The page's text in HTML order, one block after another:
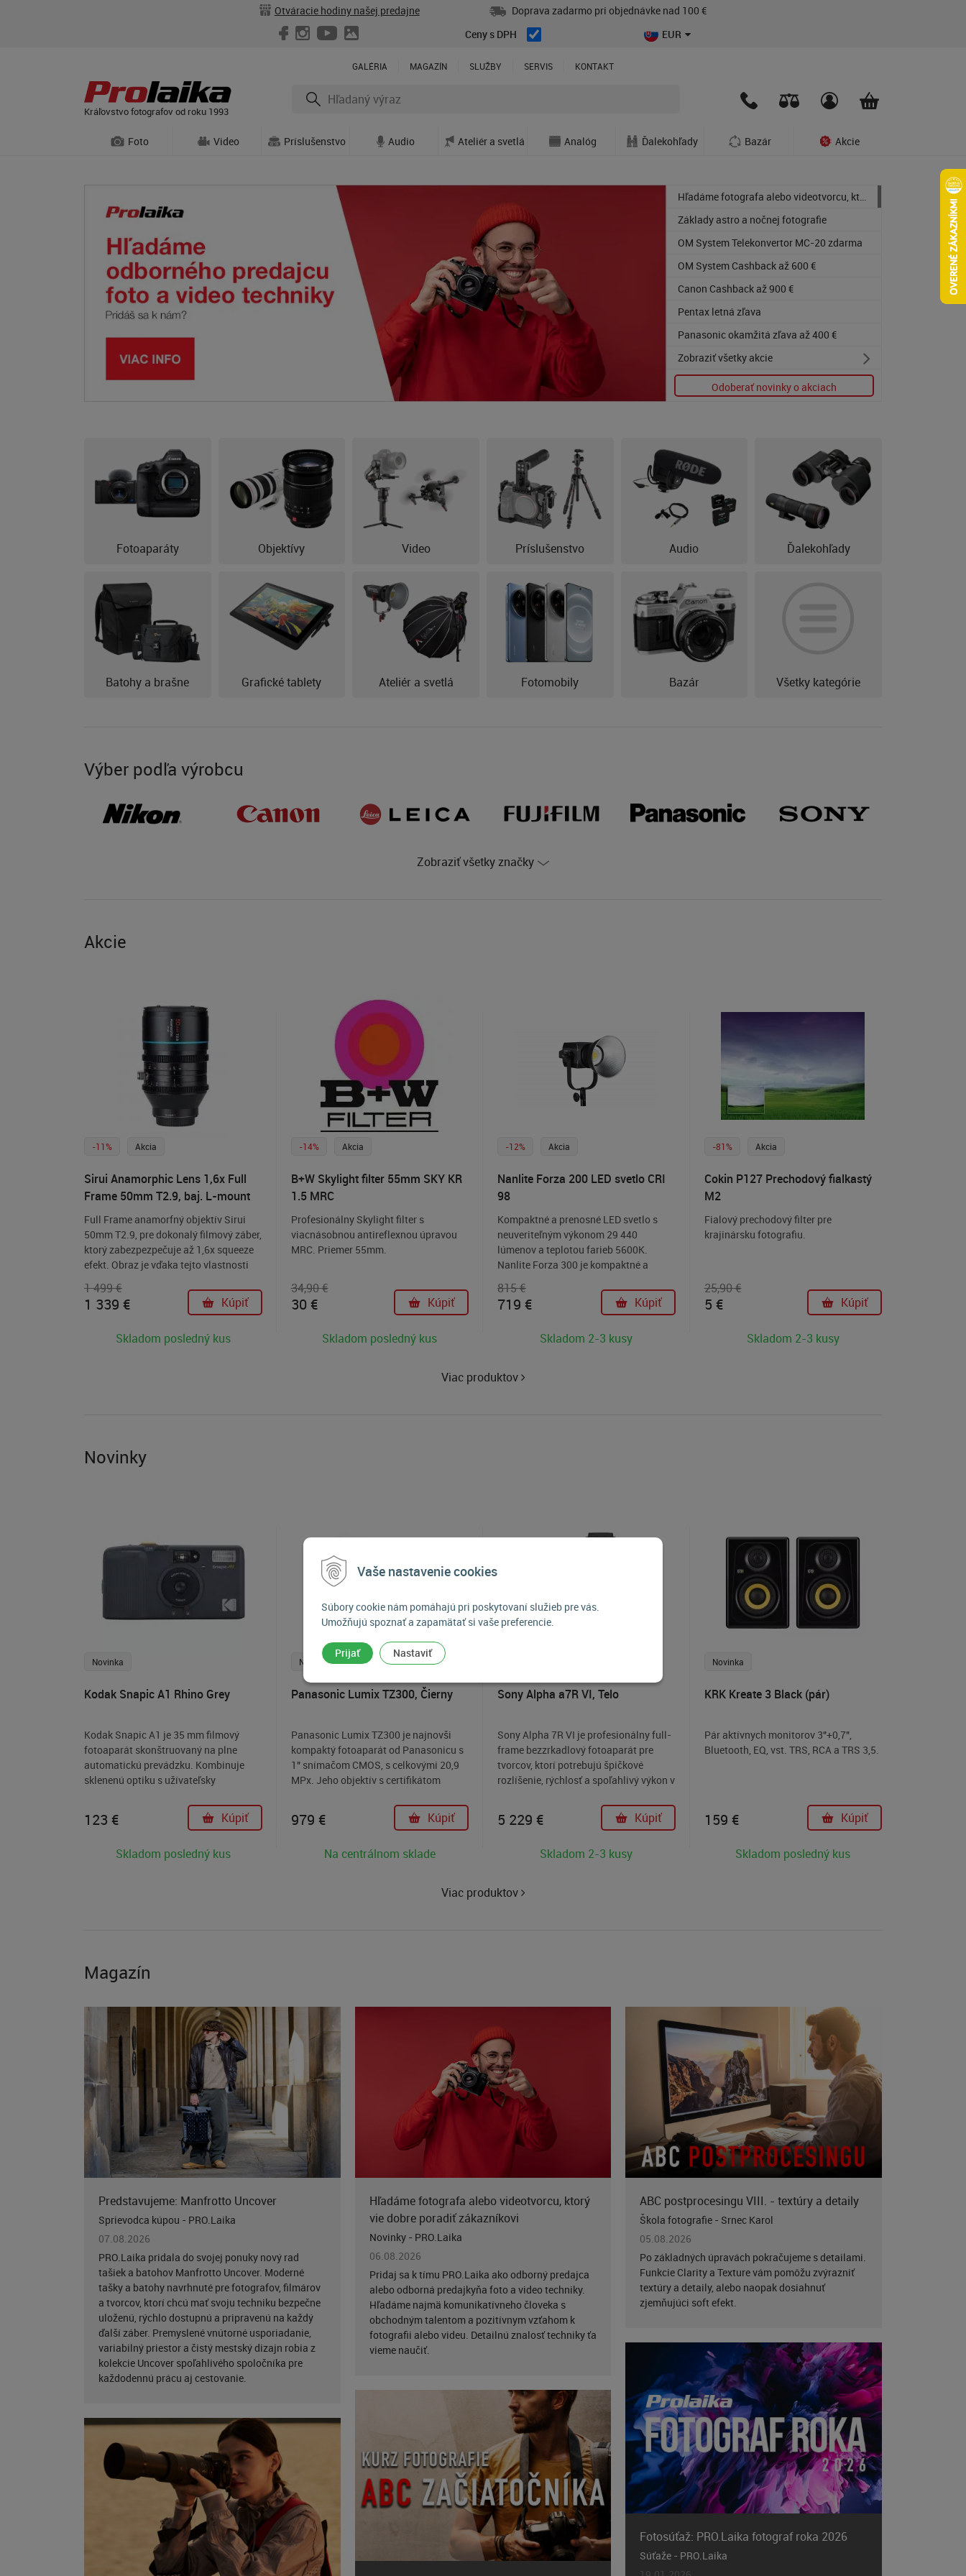
Vaše nastavenie cookies
Súbory cookie nám pomáhajú pri poskytovaní služieb pre vás.
Umožňujú spoznať a zapamätať si vaše preferencie.
Prijať Nastaviť
Otváracie hodiny našej predajne
Doprava zadarmo pri objednávke nad 100 €
Ceny s DPH
EUR
GALÉRIA MAGAZÍN SLUŽBY SERVIS KONTAKT
Kráľovstvo fotografov od roku 1993
Foto Video Príslušenstvo Audio Ateliér a svetlá Analóg Ďalekohľady Bazár Akcie
Hľadáme fotografa alebo videotvorcu, ktorý vie dobre poradiť zákazníkovi
Základy astro a nočnej fotografie
OM System Telekonvertor MC-20 zdarma
OM System Cashback až 600 €
Canon Cashback až 900 €
Pentax letná zľava
Panasonic okamžitá zľava až 400 €
Panasonic Lumix Soft Bundle Promo
Canon Cashback na tlačiarne
Sony študentský cashback
Fujifilm predĺžená záruka 36 mesiacov
Vyskúšaj kým kúpiš
Zobraziť všetky akcie
Odoberať novinky o akciach
Fotoaparáty Objektívy Video Príslušenstvo Audio Ďalekohľady
Batohy a brašne Grafické tablety Ateliér a svetlá Fotomobily Bazár Všetky kategórie
Výber podľa výrobcu
Zobraziť všetky značky
Akcie
-11% Akcia
Sirui Anamorphic Lens 1,6x Full
Frame 50mm T2.9, baj. L-mount
Full Frame anamorfný objektív Sirui
50mm T2.9, pre dokonalý filmový záber,
ktorý zabezpezpečuje až 1,6x squeeze
efekt. Obraz je vďaka tejto vlastnosti
poskytuje filmový zážitok. Výsledok sú
pohlcujúce zábery v štýle IMAX a
1 499 €
1 339 € Kúpiť
Skladom posledný kus
-14% Akcia
B+W Skylight filter 55mm SKY KR
1.5 MRC
Profesionálny Skylight filter s
viacnásobnou antireflexnou úpravou
MRC. Priemer 55mm.
34,90 €
30 € Kúpiť
Skladom posledný kus
-12% Akcia
Nanlite Forza 200 LED svetlo CRI
98
Kompaktné a prenosné LED svetlo s
neuveriteľným výkonom 29 440
lúmenov a teplotou farieb 5600K.
Nanlite Forza 300 je kompaktné a
pozoruhodným výkonom vzhľadom k
jeho veľkosti. Váži iba 2,3 kg.
815 €
719 € Kúpiť
Skladom 2-3 kusy
-81% Akcia
Cokin P127 Prechodový fialkastý
M2
Fialový prechodový filter pre
krajinársku fotografiu.
25,90 €
5 € Kúpiť
Skladom 2-3 kusy
Viac produktov
Novinky
Novinka
Kodak Snapic A1 Rhino Grey
Kodak Snapic A1 je 35 mm filmový
fotoaparát skonštruovaný na plne
automatickú prevádzku. Kombinuje
sklenenú optiku s užívateľsky
praktický vstupný bod do analógovej
fotografie a zároveň poskytuje
filmových fotografov.
123 € Kúpiť
Skladom posledný kus
Novinka
Panasonic Lumix TZ300, Čierny
Panasonic Lumix TZ300 je najnovši
kompaktý fotoaparát od Panasonicu s
1" snímačom CMOS, s celkovými 20,9
MPx. Jeho objektív s certifikátom
360 mm, čo umožňuje zachytiť všetko
od rozsiahlych krajiniek až po
citlivý snímač minimalizuje šum v
979 € Kúpiť
Na centrálnom sklade
Sony Alpha a7R VI, Telo
Sony Alpha 7R VI je profesionálny full-
frame bezzrkadlový fotoaparát pre
tvorcov, ktorí potrebujú špičkové
rozlíšenie, rýchlosť a spoľahlivý výkon v
Exmor RS, procesoru BIONZ XR2,
inteligentnému automatickému
sériovému snímaniu až 30 sn./s a videu
kvalitu obrazu pri fotografovaní aj
nakrúcaní.
5 229 € Kúpiť
Skladom 2-3 kusy
Novinka
KRK Kreate 3 Black (pár)
Pár aktívnych monitorov 3"+0,7",
Bluetooth, EQ, vst. TRS, RCA a TRS 3,5.
159 € Kúpiť
Skladom posledný kus
Viac produktov
Magazín
Predstavujeme: Manfrotto Uncover
Sprievodca kúpou - PRO.Laika
07.08.2026
PRO.Laika pridala do svojej ponuky nový rad
tašiek a batohov Manfrotto Uncover. Moderné
tašky a batohy navrhnuté pre fotografov, filmárov
a tvorcov, ktorí chcú mať svoju techniku bezpečne
uloženú, rýchlo dostupnú a pripravenú na každý
ďalší záber. Premyslené vnútorné usporiadanie,
variabilný priestor a čistý mestský dizajn robia z
kolekcie Uncover spoľahlivého spoločníka pre
každodennú prácu aj cestovanie.
Hľadáme fotografa alebo videotvorcu, ktorý
vie dobre poradiť zákazníkovi
Novinky - PRO.Laika
06.08.2026
Pridaj sa k tímu PRO.Laika ako odborný predajca
alebo odborná predajkyňa foto a video techniky.
Hľadáme najmä komunikatívneho človeka s
obchodným talentom a pozitívnym vzťahom k
fotografii alebo videu. Detailnú znalosť techniky ťa
vieme naučiť.
ABC postprocesingu VIII. - textúry a detaily
Škola fotografie - Srnec Karol
05.08.2026
Po základných úpravách pokračujeme s detailami.
Funkcie Clarity a Texture vám pomôžu zvýrazniť
textúry a detaily, alebo naopak dosiahnuť
zjemňujúci soft efekt.
Fotosúťaž: PRO.Laika fotograf roka 2026
Súťaže - PRO.Laika